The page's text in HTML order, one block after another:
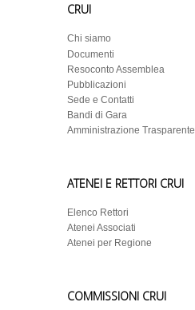
CRUI
Chi siamo
Documenti
Resoconto Assemblea
Pubblicazioni
Sede e Contatti
Bandi di Gara
Amministrazione Trasparente
ATENEI E RETTORI CRUI
Elenco Rettori
Atenei Associati
Atenei per Regione
COMMISSIONI CRUI